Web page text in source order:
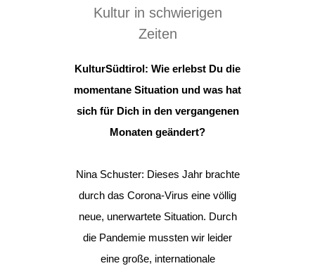
Kultur in schwierigen
Zeiten
KulturSüdtirol: Wie erlebst Du die
momentane Situation und was hat
sich für Dich in den vergangenen
Monaten geändert?
Nina Schuster: Dieses Jahr brachte
durch das Corona-Virus eine völlig
neue, unerwartete Situation. Durch
die Pandemie mussten wir leider
eine große, internationale